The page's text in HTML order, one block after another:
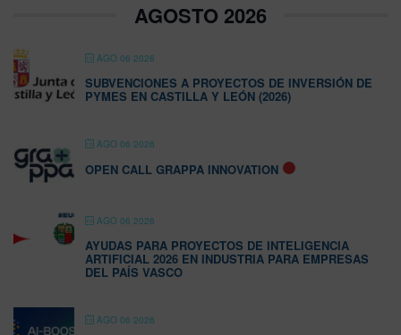
AGOSTO 2026
AGO 06 2026
SUBVENCIONES A PROYECTOS DE INVERSIÓN DE
PYMES EN CASTILLA Y LEÓN (2026)
AGO 06 2026
OPEN CALL GRAPPA INNOVATION
AGO 06 2026
AYUDAS PARA PROYECTOS DE INTELIGENCIA
ARTIFICIAL 2026 EN INDUSTRIA PARA EMPRESAS
DEL PAÍS VASCO
AGO 06 2026